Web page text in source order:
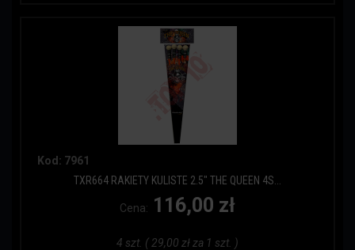
Kod: 7961
TXR664 RAKIETY KULISTE 2.5" THE QUEEN 4S...
Cena: 116,00 zł
4 szt. ( 29,00 zł za 1 szt. )